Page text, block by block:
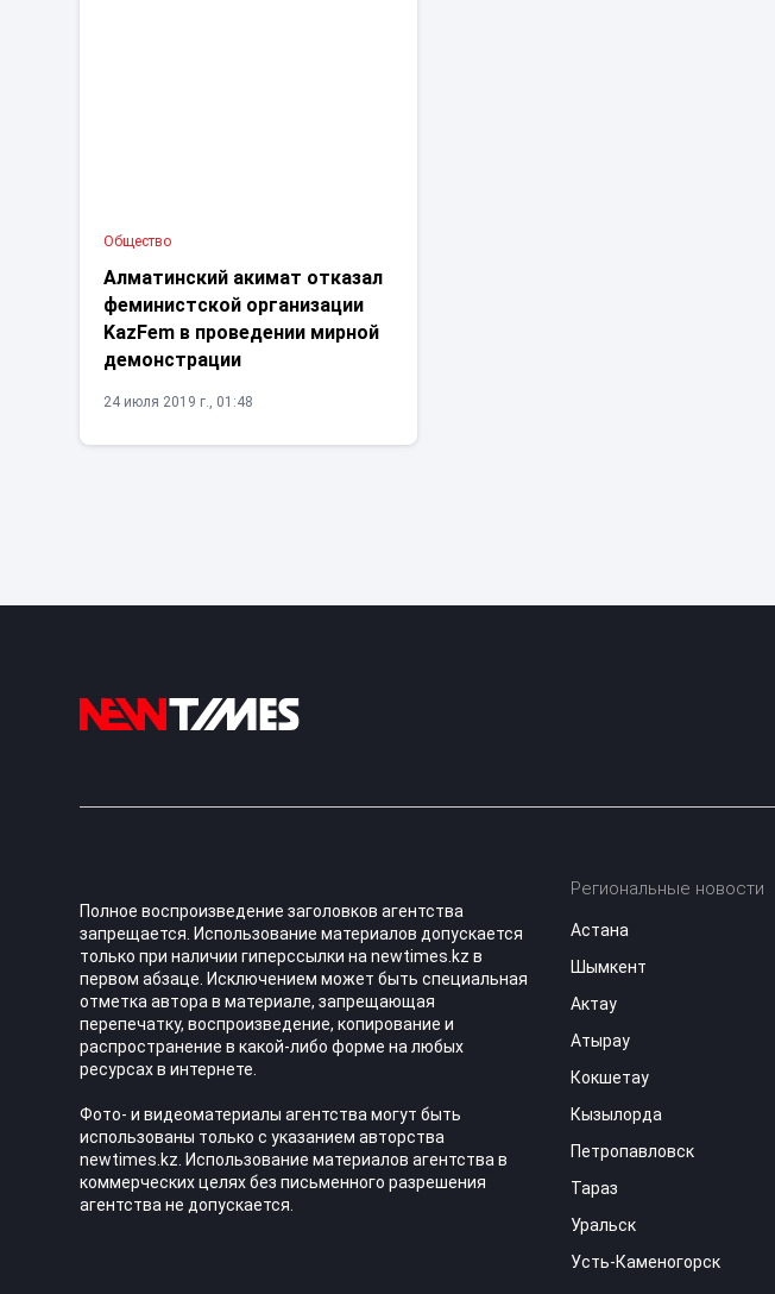
Общество
Алматинский акимат отказал
феминистской организации
KazFem в проведении мирной
демонстрации
24 июля 2019 г., 01:48
Полное воспроизведение заголовков агентства
запрещается. Использование материалов допускается
только при наличии гиперссылки на newtimes.kz в
первом абзаце. Исключением может быть специальная
отметка автора в материале, запрещающая
перепечатку, воспроизведение, копирование и
распространение в какой-либо форме на любых
ресурсах в интернете.
Фото- и видеоматериалы агентства могут быть
использованы только с указанием авторства
newtimes.kz. Использование материалов агентства в
коммерческих целях без письменного разрешения
агентства не допускается.
Региональные новости
Астана
Шымкент
Актау
Атырау
Кокшетау
Кызылорда
Петропавловск
Тараз
Уральск
Усть-Каменогорск